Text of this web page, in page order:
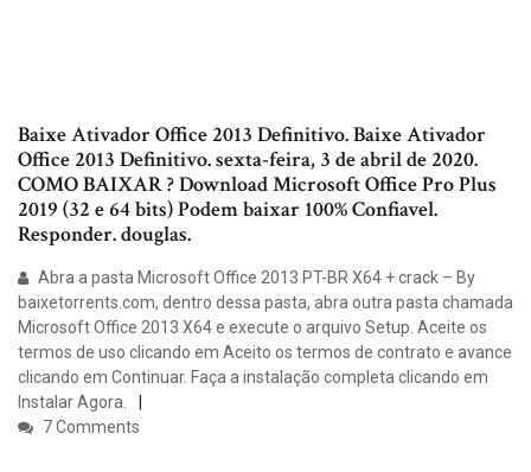
Baixe Ativador Office 2013 Definitivo. Baixe Ativador
Office 2013 Definitivo. sexta-feira, 3 de abril de 2020.
COMO BAIXAR ? Download Microsoft Office Pro Plus
2019 (32 e 64 bits) Podem baixar 100% Confiavel.
Responder. douglas.
Abra a pasta Microsoft Office 2013 PT-BR X64 + crack – By
baixetorrents.com, dentro dessa pasta, abra outra pasta chamada
Microsoft Office 2013 X64 e execute o arquivo Setup. Aceite os
termos de uso clicando em Aceito os termos de contrato e avance
clicando em Continuar. Faça a instalação completa clicando em
Instalar Agora.
7 Comments